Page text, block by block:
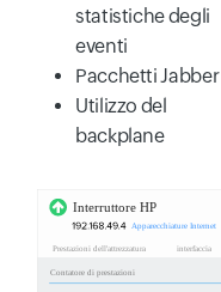
statistiche degli
eventi
Pacchetti Jabber
Utilizzo del
backplane